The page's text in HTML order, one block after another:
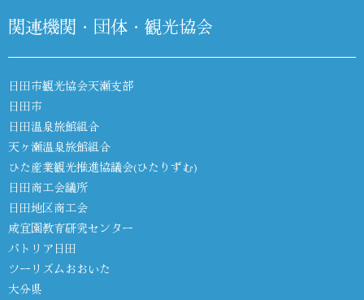
関連機関・団体・観光協会
日田市観光協会天瀬支部
日田市
日田温泉旅館組合
天ヶ瀬温泉旅館組合
ひた産業観光推進協議会(ひたりずむ)
日田商工会議所
日田地区商工会
咸宜園教育研究センター
パトリア日田
ツーリズムおおいた
大分県